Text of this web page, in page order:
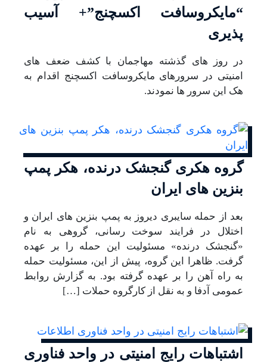
“مایکروسافت اکسچنج”+ آسیب
پذیری
در روز های گذشته مهاجمان با کشف ضعف های
امنیتی در سرورهای مایکروسافت اکسچنج اقدام به
هک این سرور ها نمودند.
گروه هکری گنجشک درنده، هکر پمپ
بنزین های ایران
بعد از حمله سایبری دیروز به پمپ بنزین های ایران و
اختلال در فرایند سوخت رسانی، گروهی به نام
«گنجشک درنده» مسئولیت این حمله را بر عهده
گرفت. ظاهرا این گروه، پیش از این، مسئولیت حمله
به راه آهن را بر عهده گرفته بود. به گزارش روابط
عمومی آدفا و به نقل از کارگروه حملات […]
اشتباهات رایج امنیتی در واحد فناوری